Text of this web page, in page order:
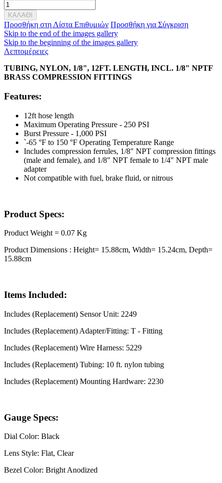
ΚΑΛΑΘΙ
Προσθήκη στη Λίστα Επιθυμιών Προσθήκη για Σύγκριση
Skip to the end of the images gallery
Skip to the beginning of the images gallery
Λεπτομέρειες
TUBING, NYLON, 1/8", 12FT. LENGTH, INCL. 1/8" NPTF
BRASS COMPRESSION FITTINGS
Features:
12ft hose length
Maximum Operating Pressure - 250 PSI
Burst Pressure - 1,000 PSI
`-65 °F to 150 °F Operating Temperature Range
Includes compression ferrules, 1/8" NPT compression fittings
(male and female), and 1/8" NPT female to 1/4" NPT male
adapter
Not compatible with fuel, brake fluid, or nitrous
Product Specs:
Product Weight = 0.07 Kg
Product Dimensions : Height= 15.88cm, Width= 15.24cm, Depth=
15.88cm
Items Included:
Includes (Replacement) Sensor Unit: 2249
Includes (Replacement) Adapter/Fitting: T - Fitting
Includes (Replacement) Wire Harness: 5229
Includes (Replacement) Tubing: 10 ft. nylon tubing
Includes (Replacement) Mounting Hardware: 2230
Gauge Specs:
Dial Color: Black
Lens Style: Flat, Clear
Bezel Color: Bright Anodized